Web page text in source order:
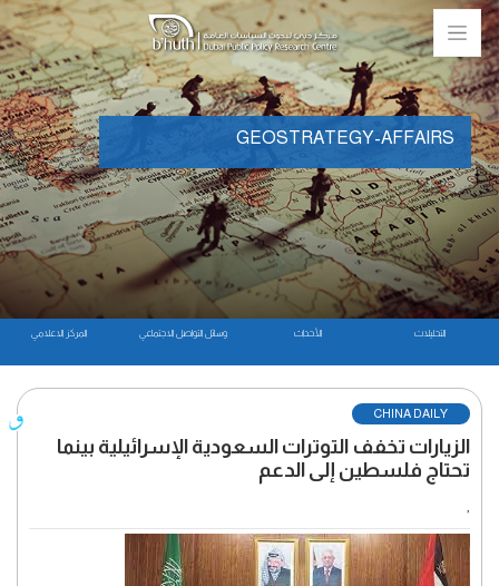
المركز الاعلامي وسائل التواصل الاجتماعي الأحداث التحليلات
GEOSTRATEGY-AFFAIRS
CHINA DAILY
الزيارات تخفف التوترات السعودية الإسرائيلية بينما
تحتاج فلسطين إلى الدعم